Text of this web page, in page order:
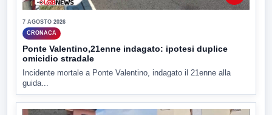
7 AGOSTO 2026
CRONACA
Ponte Valentino,21enne indagato: ipotesi duplice
omicidio stradale
Incidente mortale a Ponte Valentino, indagato il 21enne alla
guida...